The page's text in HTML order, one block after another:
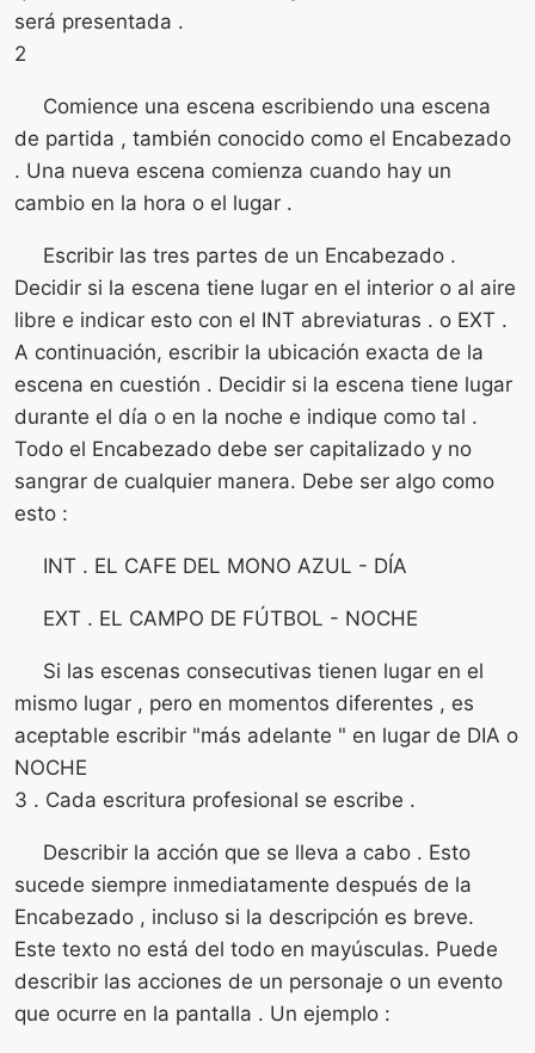
será presentada .
2
Comience una escena escribiendo una escena
de partida , también conocido como el Encabezado
. Una nueva escena comienza cuando hay un
cambio en la hora o el lugar .
Escribir las tres partes de un Encabezado .
Decidir si la escena tiene lugar en el interior o al aire
libre e indicar esto con el INT abreviaturas . o EXT .
A continuación, escribir la ubicación exacta de la
escena en cuestión . Decidir si la escena tiene lugar
durante el día o en la noche e indique como tal .
Todo el Encabezado debe ser capitalizado y no
sangrar de cualquier manera. Debe ser algo como
esto :
INT . EL CAFE DEL MONO AZUL - DÍA
EXT . EL CAMPO DE FÚTBOL - NOCHE
Si las escenas consecutivas tienen lugar en el
mismo lugar , pero en momentos diferentes , es
aceptable escribir "más adelante " en lugar de DIA o
NOCHE
3 . Cada escritura profesional se escribe .
Describir la acción que se lleva a cabo . Esto
sucede siempre inmediatamente después de la
Encabezado , incluso si la descripción es breve.
Este texto no está del todo en mayúsculas. Puede
describir las acciones de un personaje o un evento
que ocurre en la pantalla . Un ejemplo :